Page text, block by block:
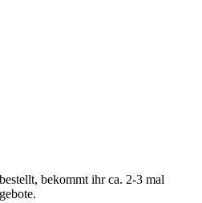
bekommt ihr ca. 2-3 mal